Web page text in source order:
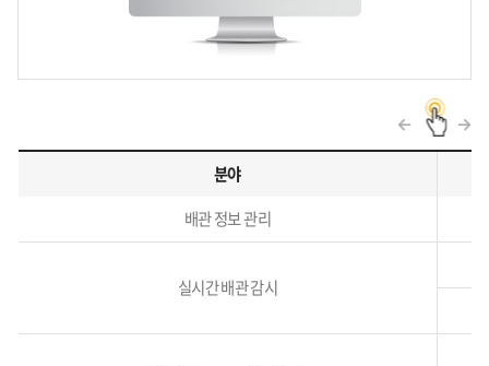
설명에
분야
배관 정보 관리
실시간 배관 감시